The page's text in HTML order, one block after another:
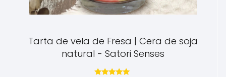
Tarta de vela de Fresa | Cera de soja
natural - Satori Senses